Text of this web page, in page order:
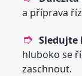
a příprava
Sledujte
hluboko se
zaschnout.